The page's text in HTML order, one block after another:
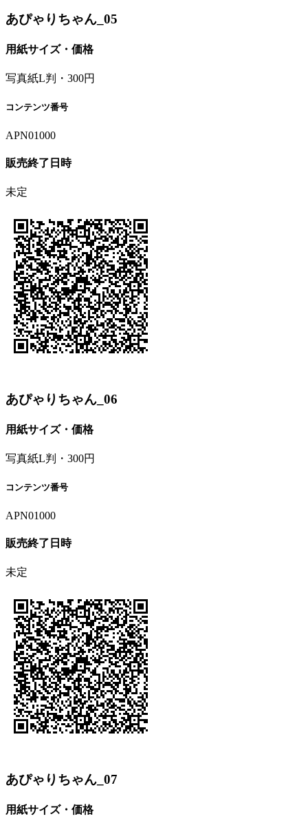
あぴゃりちゃん_05
用紙サイズ・価格
写真紙L判・300円
コンテンツ番号
APN01000
販売終了日時
未定
あぴゃりちゃん_06
用紙サイズ・価格
写真紙L判・300円
コンテンツ番号
APN01000
販売終了日時
未定
あぴゃりちゃん_07
用紙サイズ・価格